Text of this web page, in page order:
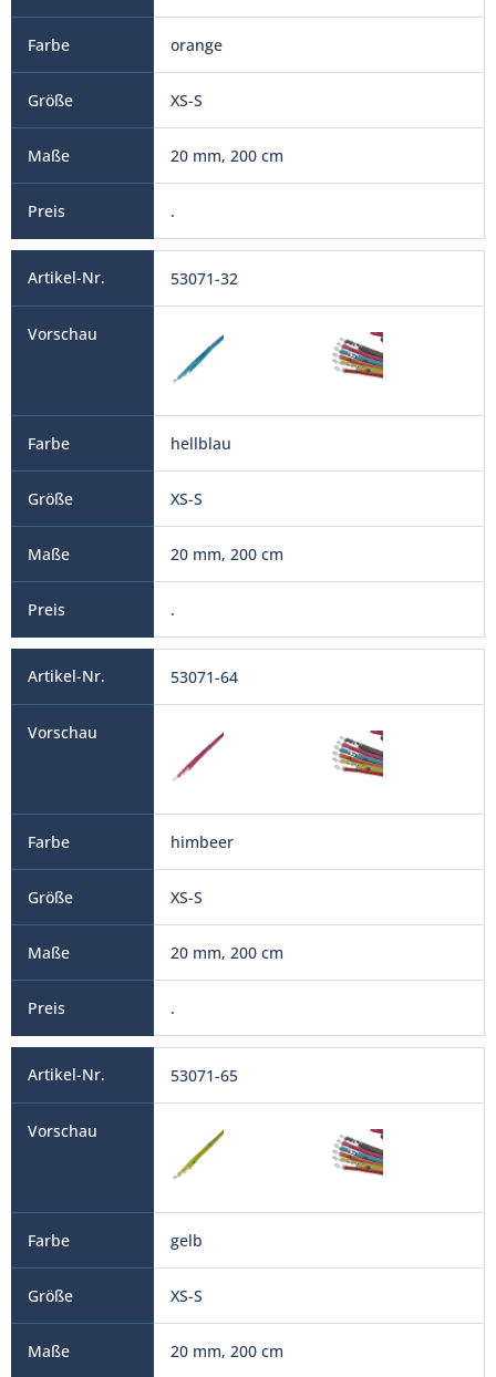
orange
XS-S
20 mm, 200 cm
.
53071-32
hellblau
XS-S
20 mm, 200 cm
.
53071-64
himbeer
XS-S
20 mm, 200 cm
.
53071-65
gelb
XS-S
20 mm, 200 cm